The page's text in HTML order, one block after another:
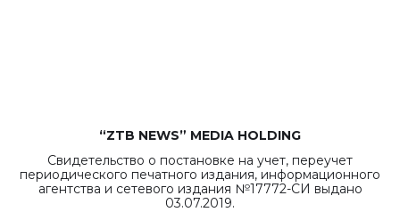
“ZTB NEWS” MEDIA HOLDING
Свидетельство о постановке на учет, переучет
периодического печатного издания, информационного
агентства и сетевого издания №17772-СИ выдано
03.07.2019.